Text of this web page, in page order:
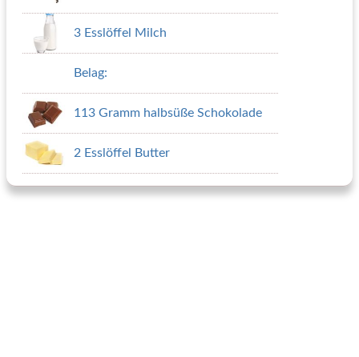
3 Esslöffel Milch
Belag:
113 Gramm halbsüße Schokolade
2 Esslöffel Butter